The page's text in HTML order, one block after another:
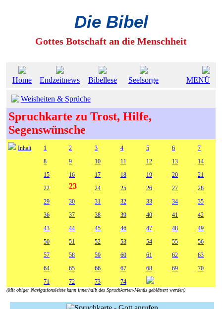
Die Bibel
Gottes Botschaft an die Menschheit
Home Endzeitnews Bibellese Seelsorge MENÜ
Weisheiten & Sprüche
Spruchkarte zu Trost, Hilfe,
Segenswünsche
Inhalt 1 2 3 4 5 6
7
8
9 10 11 12 13
14
15
16 17 18 19 20
21
22
23 24 25 26 27
28
29
30 31 32 33 34
35
36
37 38 39 40 41
42
43
44 45 46 47 48
49
50
51 52 53 54 55
56
57
58 59 60 61 62
63
64
65 66 67 68 69
70
71
72 73 74
(Mit obiger Navigationsleiste kann innerhalb des Spruchkarten-Menüs geblättert werden)